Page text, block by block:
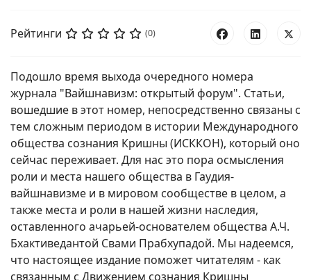
Рейтинги (0)
Подошло время выхода очередного номера
журнала "Вайшнавизм: открытый форум". Статьи,
вошедшие в этот номер, непосредственно связаны с
тем сложным периодом в истории Международного
общества сознания Кришны (ИСККОН), который оно
сейчас переживает. Для нас это пора осмысления
роли и места нашего общества в Гаудия-
вайшнавизме и в мировом сообществе в целом, а
также места и роли в нашей жизни наследия,
оставленного ачарьей-основателем общества А.Ч.
Бхактиведантой Свами Прабхупадой. Мы надеемся,
что настоящее издание поможет читателям - как
связанным с Движением сознания Кришны